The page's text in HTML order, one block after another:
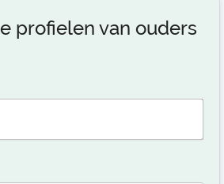
profielen van ouders